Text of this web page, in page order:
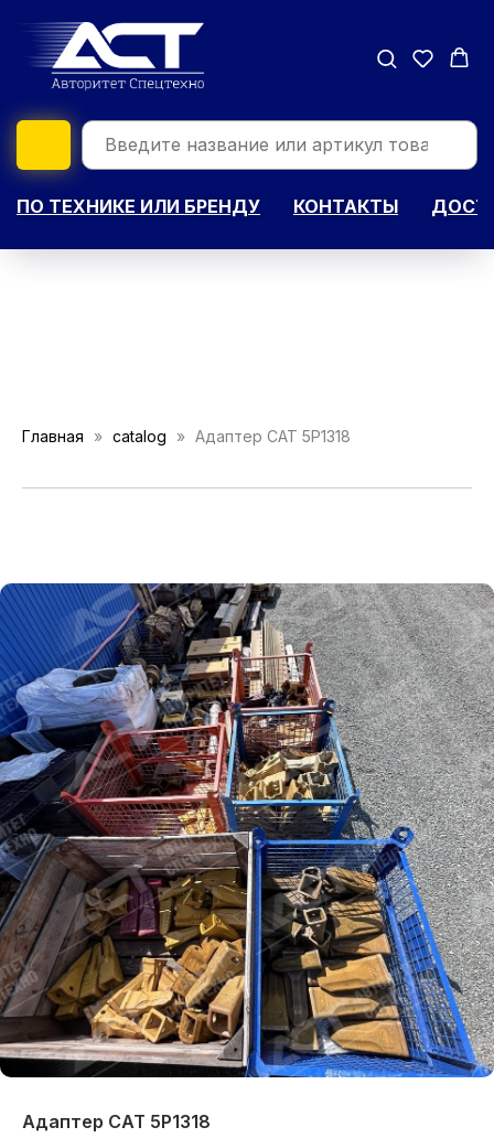
ПО ТЕХНИКЕ ИЛИ БРЕНДУ КОНТАКТЫ
Главная catalog Адаптер CAT 5P1318
Адаптер CAT 5P1318